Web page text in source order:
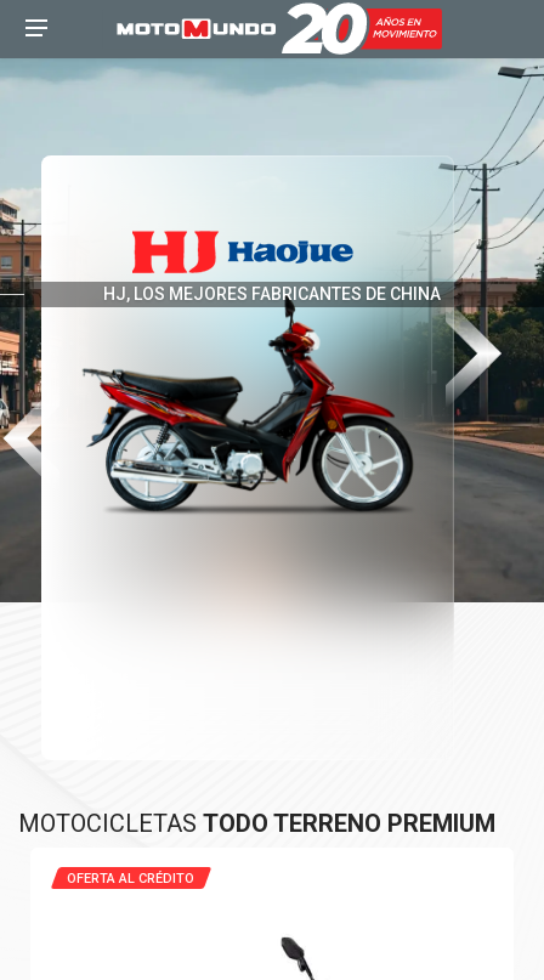
HJ, LOS MEJORES FABRICANTES DE CHINA
MOTOCICLETAS TODO TERRENO PREMIUM
OFERTA AL CRÉDITO